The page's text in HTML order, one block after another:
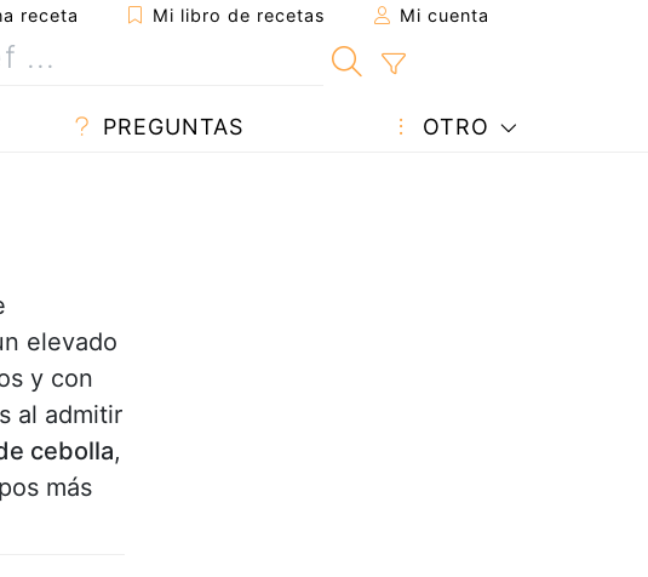
receta Mi libro de recetas Mi cuenta
PREGUNTAS OTRO
elevado
y con
al admitir
cebolla,
más